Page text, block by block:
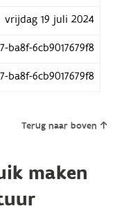
vrijdag 19 juli 2024
ba8f-6cb9017679f8
ba8f-6cb9017679f8
Terug naar boven
maken